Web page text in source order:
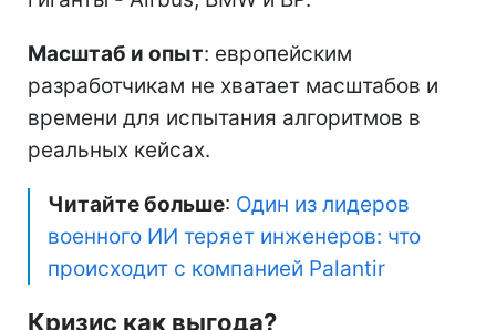
Масштаб и опыт: европейским
разработчикам не хватает масштабов и
времени для испытания алгоритмов в
реальных кейсах.
Читайте больше: Один из лидеров
военного ИИ теряет инженеров: что
происходит с компанией Palantir
Кризис как выгода?